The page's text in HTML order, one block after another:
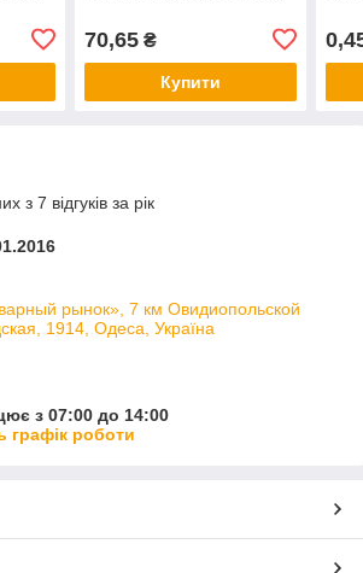
70,65₴
Купити
з 7 відгуків за рік
рынок», 7 км Овидиопольской
1914, Одеса, Україна
з 07:00 до 14:00
графік роботи